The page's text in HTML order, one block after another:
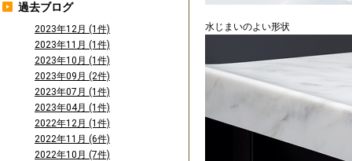
水じまいのよい形状
過去ブログ
2023年12月 (1件)
2023年11月 (1件)
2023年10月 (1件)
2023年09月 (2件)
2023年07月 (1件)
2023年04月 (1件)
2022年12月 (1件)
2022年11月 (6件)
2022年10月 (7件)